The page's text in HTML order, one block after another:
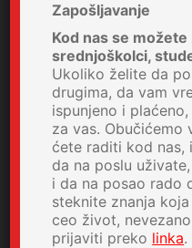
Zapošljavanje
Kod nas se
srednjoškolci,
Ukoliko želite da
drugima, da vam
ispunjeno i
za vas. Obučićemo
ćete raditi kod nas,
da na poslu
i da na posao rado
steknite znanja
ceo život,
prijaviti preko linka.